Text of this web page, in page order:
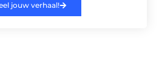
jouw verhaal!